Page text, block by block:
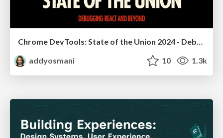
Chrome DevTools: State of the Union 2024 - Debugging React & Beyond
addyosmani
10 1.3k